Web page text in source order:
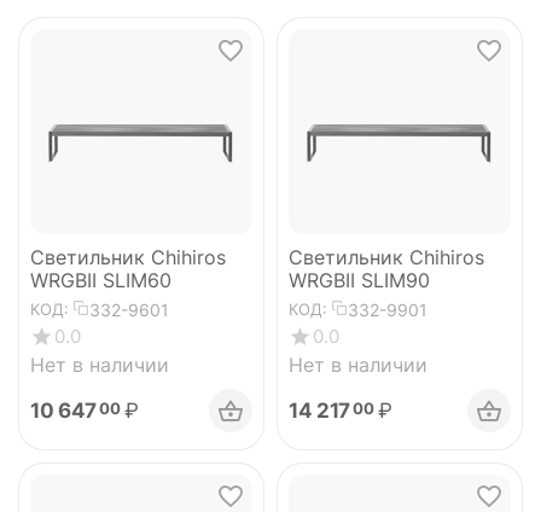
Светильник Chihiros
WRGBII SLIM60
КОД: 332-9601
0.0
Нет в наличии
10 64700 ₽
Светильник Chihiros
WRGBII SLIM90
КОД: 332-9901
0.0
Нет в наличии
14 21700 ₽